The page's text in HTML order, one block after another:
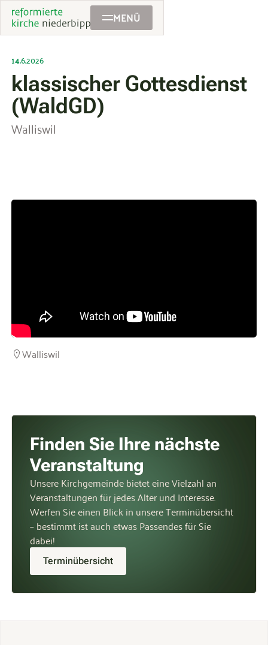
MENÜ
14.6.2026
klassischer Gottesdienst
(WaldGD)
Walliswil
Walliswil
Finden Sie Ihre nächste
Veranstaltung
Unsere Kirchgemeinde bietet eine Vielzahl an
Veranstaltungen für jedes Alter und Interesse.
Werfen Sie einen Blick in unsere Terminübersicht
– bestimmt ist auch etwas Passendes für Sie
dabei!
Terminübersicht